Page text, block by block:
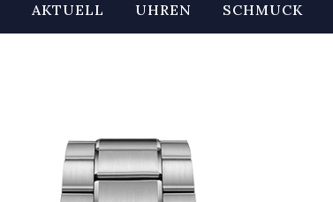
AKTUELL UHREN SCHMUCK